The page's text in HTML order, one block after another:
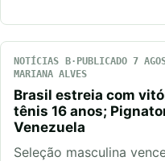
NOTÍCIAS PUBLICADO 7
MARIANA ALVES
Brasil estreia com
tênis 16 anos;
Venezuela
Seleção masculina